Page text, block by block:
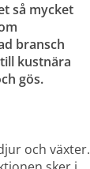
så mycket
bransch
kustnära
gös.
och växter.